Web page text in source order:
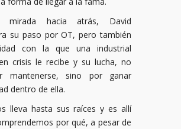
mirada hacia atrás, David
su paso por OT, pero también
con la que una industrial
crisis le recibe y su lucha, no
mantenerse, sino por ganar
dentro de ella.
lleva hasta sus raíces y es allí
por qué, a pesar de